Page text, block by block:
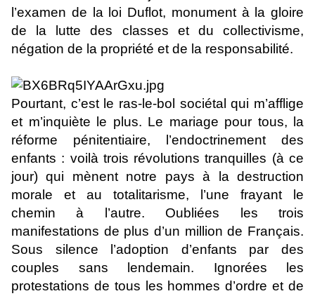
l’examen de la loi Duflot, monument à la gloire
de la lutte des classes et du collectivisme,
négation de la propriété et de la responsabilité.
Pourtant, c’est le ras-le-bol sociétal qui m’afflige
et m’inquiète le plus. Le mariage pour tous, la
réforme pénitentiaire, l’endoctrinement des
enfants : voilà trois révolutions tranquilles (à ce
jour) qui mènent notre pays à la destruction
morale et au totalitarisme, l’une frayant le
chemin à l’autre. Oubliées les trois
manifestations de plus d’un million de Français.
Sous silence l’adoption d’enfants par des
couples sans lendemain. Ignorées les
protestations de tous les hommes d’ordre et de